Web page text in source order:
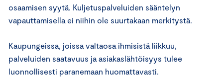
osaamisen syytä. Kuljetuspalveluiden sääntelyn
vapauttamisella ei niihin ole suurtakaan merkitystä.
Kaupungeissa, joissa valtaosa ihmisistä liikkuu,
palveluiden saatavuus ja asiakaslähtöisyys tulee
luonnollisesti paranemaan huomattavasti.